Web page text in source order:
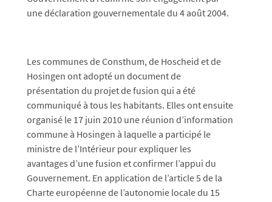
une déclaration gouvernementale du 4 août 2004.
Les communes de Consthum, de Hoscheid et de
Hosingen ont adopté un document de
présentation du projet de fusion qui a été
communiqué à tous les habitants. Elles ont ensuite
organisé le 17 juin 2010 une réunion d’information
commune à Hosingen à laquelle a participé le
ministre de l’Intérieur pour expliquer les
avantages d’une fusion et confirmer l’appui du
Gouvernement. En application de l’article 5 de la
Charte européenne de l’autonomie locale du 15